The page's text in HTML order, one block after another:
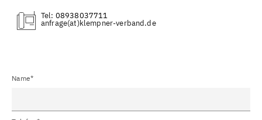
Tel: 08938037711
(at)
Name*